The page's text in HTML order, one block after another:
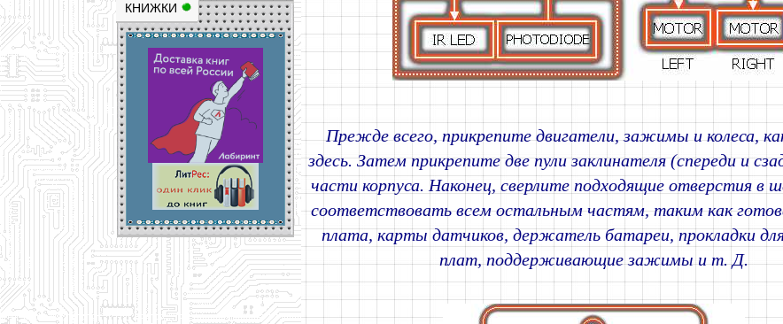
КНИЖКИ
Прежде всего, прикрепите двигатели, зажимы и колеса,
здесь. Затем прикрепите две пули заклинателя (спереди и
части корпуса. Наконец, сверлите подходящие отверстия в
соответствовать всем остальным частям, таким как
плата, карты датчиков, держатель батареи, прокладки
плат, поддерживающие зажимы и т. Д.